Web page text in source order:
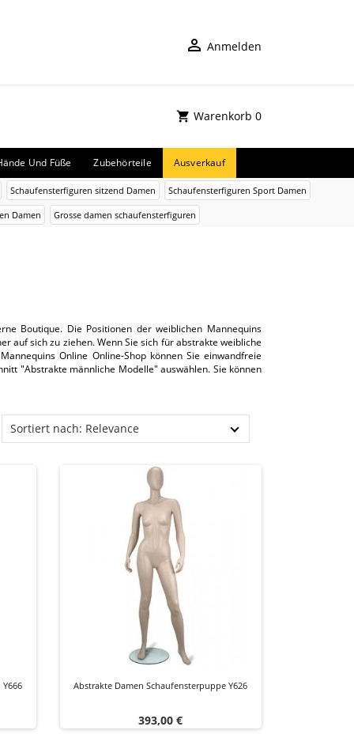
Anmelden
Warenkorb 0
Und Füße Zubehörteile Ausverkauf
Schaufensterfiguren sitzend Damen Schaufensterfiguren Sport Damen
Damen Grosse damen schaufensterfiguren
Boutique. Die Positionen der weiblichen Mannequins
auf sich zu ziehen. Wenn Sie sich für abstrakte weibliche
Online Online-Shop können Sie einwandfreie
"Abstrakte männliche Modelle" auswählen. Sie können
Sortiert nach: Relevance
Abstrakte Damen Schaufensterpuppe Y626
Preis
393,00 €